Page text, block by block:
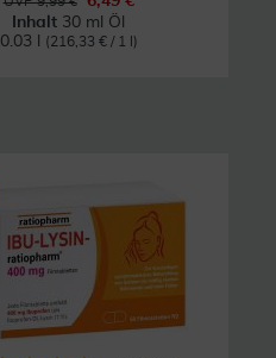
Inhalt 30 ml Öl
0.03 l
(216,33 € / 1 l)